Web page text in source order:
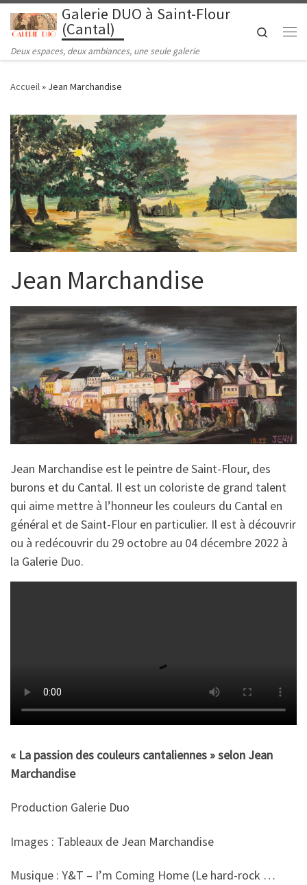
Passer au contenuGalerie DUO à Saint-Flour
(Cantal)
Deux espaces, deux ambiances, une seule galerie
Search
Accueil» Jean Marchandise
Jean Marchandise
Jean Marchandise est le peintre de Saint-Flour, des
burons et du Cantal. Il est un coloriste de grand talent
qui aime mettre à l’honneur les couleurs du Cantal en
général et de Saint-Flour en particulier. Il est à découvrir
ou à redécouvrir du 29 octobre au 04 décembre 2022 à
la Galerie Duo.
« La passion des couleurs cantaliennes » selon Jean
Marchandise
Production Galerie Duo
Images : Tableaux de Jean Marchandise
Musique : Y&T – I’m Coming Home (Le hard-rock …